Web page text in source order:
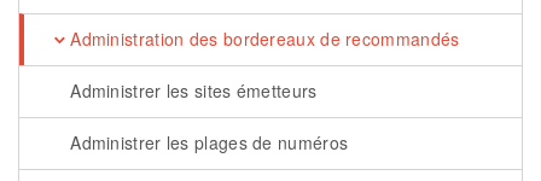
Administration des bordereaux de recommandés
Administrer les sites émetteurs
Administrer les plages de numéros